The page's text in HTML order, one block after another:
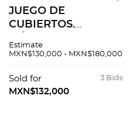
JUEGO DE
CUBIERTOS.
220 elaborados en
ley 0.925 y uno
elaborado en alpaca.
Estimate
MXN$130,000 - MXN$180,000
3 Bids
Sold for
MXN$132,000